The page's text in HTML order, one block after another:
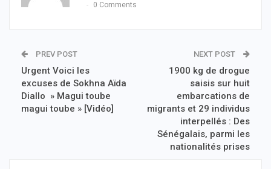
0 Comments
PREV POST
Urgent Voici les
excuses de Sokhna Aïda
Diallo » Magui toube
magui toube » [Vidéo]
NEXT POST
1900 kg de drogue
saisis sur huit
embarcations de
migrants et 29 individus
interpellés : Des
Sénégalais, parmi les
nationalités prises